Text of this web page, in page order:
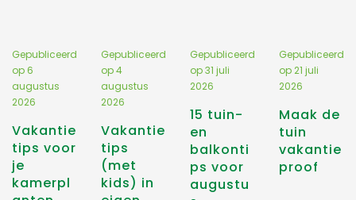
Vakantie
tips voor
je
kamerpl
Gepubliceerd
op6
augustus
2026
Vakantie
tips
(met
kids) in
Gepubliceerd
op4
augustus
2026
15 tuin-
en
balkonti
ps voor
augustu
Gepubliceerd
op31 juli
2026
Maak de
tuin
vakantie
proof
Gepubliceerd
op21 juli
2026